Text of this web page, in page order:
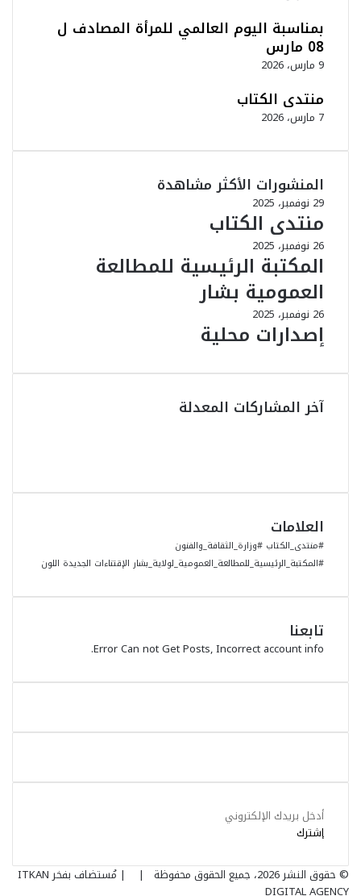
بمناسبة اليوم العالمي للمرأة المصادف ل
08 مارس
9 مارس، 2026
منتدى الكتاب
7 مارس، 2026
المنشورات الأكثر مشاهدة
29 نوفمبر، 2025
منتدى الكتاب
26 نوفمبر، 2025
المكتبة الرئيسية للمطالعة
العمومية بشار
26 نوفمبر، 2025
إصدارات محلية
آخر المشاركات المعدلة
العلامات
#منتدى_الكتاب #وزارة_الثقافة_والفنون
#المكتبة_الرئيسية_للمطالعة_العمومية_لولاية_بشار الإقتناءات الجديدة اللون
تابعنا
Error Can not Get Posts, Incorrect account info.
أدخل
بريدك
© حقوق النشر 2026، جميع الحقوق محفوظة |
| مُستضاف بفخرITKAN
DIGITAL AGENCY